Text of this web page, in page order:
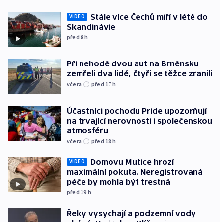
VIDEO
Stále více Čechů míří v létě do
Skandinávie
před 8h
Při nehodě dvou aut na Brněnsku
zemřeli dva lidé, čtyři se těžce zranili
včera před 17 h
Účastníci pochodu Pride upozorňují
na trvající nerovnosti i společenskou
atmosféru
včera před 18 h
VIDEO
Domovu Mutice hrozí
maximální pokuta. Neregistrovaná
péče by mohla být trestná
před 19 h
Řeky vysychají a podzemní vody